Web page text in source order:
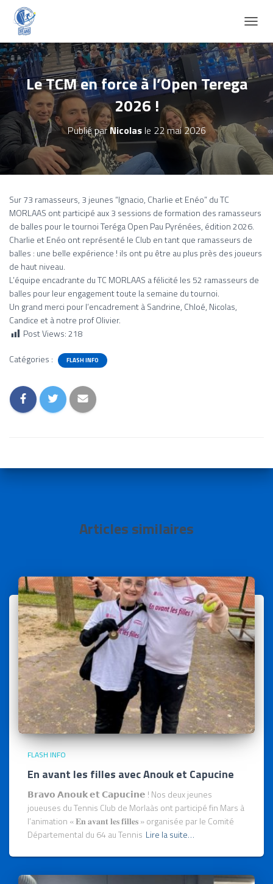
É
P
L
I
A
N
A
V
I
O
N
Le TCM en force à l’Open Terega
2026 !
Publié parNicolasle 22 mai 2026
Sur 73 ramasseurs, 3 jeunes “Ignacio, Charlie et Enéo” du TC
MORLAAS ont participé aux 3 sessions de formation des ramasseurs
de balles pour le tournoi Teréga Open Pau Pyrénées, édition 2026.
Charlie et Enéo ont représenté le Club en tant que ramasseurs de
balles : une belle expérience ! ils ont pu être au plus près des joueurs
de haut niveau.
L’équipe encadrante du TC MORLAAS a félicité les 52 ramasseurs de
balles pour leur engagement toute la semaine du tournoi.
Un grand merci pour l’encadrement à Sandrine, Chloé, Nicolas,
Candice et à notre prof Olivier.
Post Views:218
Catégories :
FLASH INFO
Articles similaires
FLASH INFO
En avant les filles avec Anouk et Capucine
𝗕𝗿𝗮𝘃𝗼 𝗔𝗻𝗼𝘂𝗸 𝗲𝘁 𝗖𝗮𝗽𝘂𝗰𝗶𝗻𝗲 ! Nos deux jeunes
joueuses du Tennis Club de Morlaàs ont participé fin Mars à
l’animation « 𝐄𝐧 𝐚𝐯𝐚𝐧𝐭 𝐥𝐞𝐬 𝐟𝐢𝐥𝐥𝐞𝐬 » organisée par le Comité
Départemental du 64 au Tennis Lire la suite…